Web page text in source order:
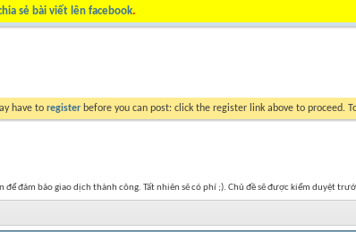
sẻ bài viết lên facebook.
have to register before you can post: click the register link above to
đảm bảo giao dịch thành công. Tất nhiên sẽ có phí ;). Chủ đề sẽ được kiểm duyệt